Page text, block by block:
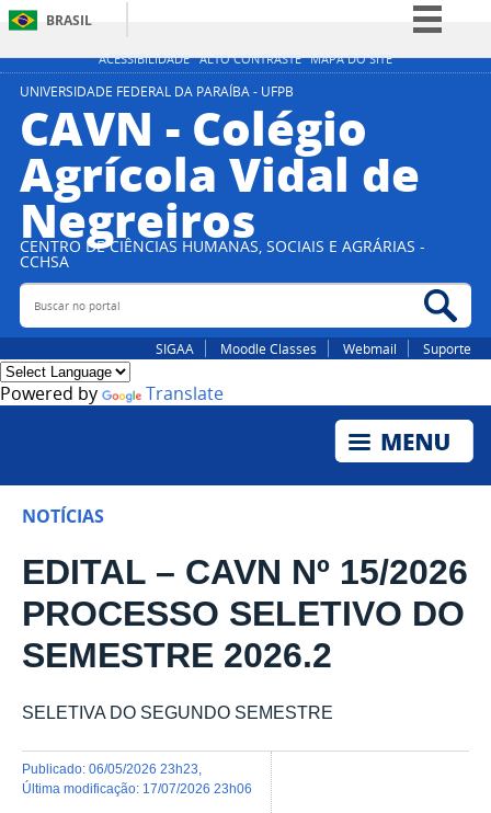
ACESSIBILIDADE ALTO CONTRASTE MAPA DO SITE
BRASIL
Simplifique!
Participe
Acesso à informação
Legislação
UNIVERSIDADE FEDERAL DA PARAÍBA - UFPB
CAVN - Colégio
Agrícola Vidal de
Negreiros
CENTRO DE CIÊNCIAS HUMANAS, SOCIAIS E AGRÁRIAS -
CCHSA
Buscar no portal
SIGAA Moodle Classes Webmail Suporte
Powered by Translate
NOTÍCIAS
EDITAL – CAVN Nº 15/2026
PROCESSO SELETIVO DO
SEMESTRE 2026.2
SELETIVA DO SEGUNDO SEMESTRE
publicado: 06/05/2026 23h23
última modificação: 17/07/2026 23h06